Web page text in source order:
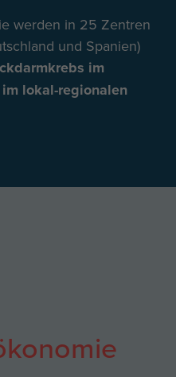
werden in 25 Zentren
und Spanien)
im
lokal-regionalen